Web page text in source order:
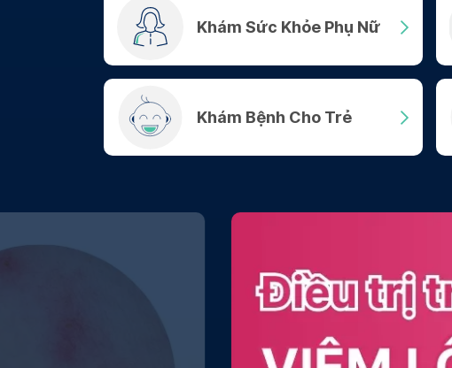
Khám Sức Khỏe Phụ Nữ
Khám Bệnh Cho Trẻ